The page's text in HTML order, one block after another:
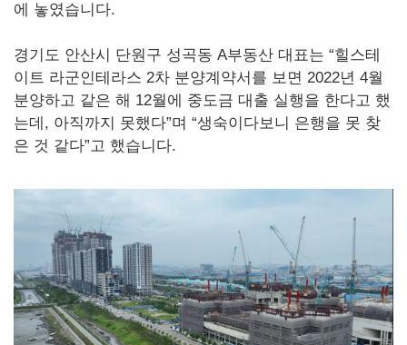
에 놓였습니다.
경기도 안산시 단원구 성곡동 A부동산 대표는 “힐스테
이트 라군인테라스 2차 분양계약서를 보면 2022년 4월
분양하고 같은 해 12월에 중도금 대출 실행을 한다고 했
는데, 아직까지 못했다”며 “생숙이다보니 은행을 못 찾
은 것 같다”고 했습니다.